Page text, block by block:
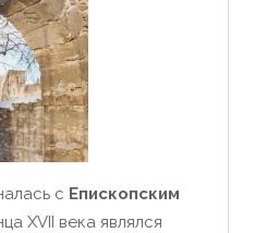
с Епископским
XVII века являлся